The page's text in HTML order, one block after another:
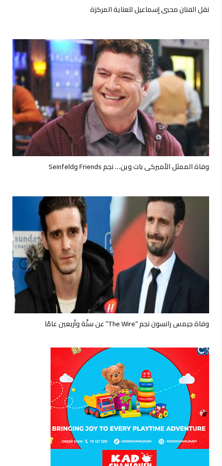
نقل الفنان محيي إسماعيل للعناية المركزة
وفاة الممثل الأميركي بات وين… نجم Friends وSeinfeld
وفاة جيمس رانسون نجم “The Wire” عن ستّة وأربعين عامًا